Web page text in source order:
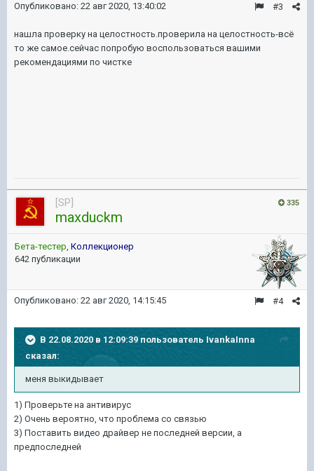
#3
Опубликовано: 22 авг 2020, 13:40:02
нашла проверку на целостность.проверила на целостность-всё
то же самое.сейчас попробую воспользоваться вашими
рекомендациями по чистке
335
[SP]
maxduckm
Бета-тестер, Коллекционер
642 публикации
#4
Опубликовано: 22 авг 2020, 14:15:45
В 22.08.2020 в 12:09:39 пользователь IvankaInna
сказал:
меня выкидывает
1) Проверьте на антивирус
2) Очень вероятно, что проблема со связью
3) Поставить видео драйвер не последней версии, а
предпоследней